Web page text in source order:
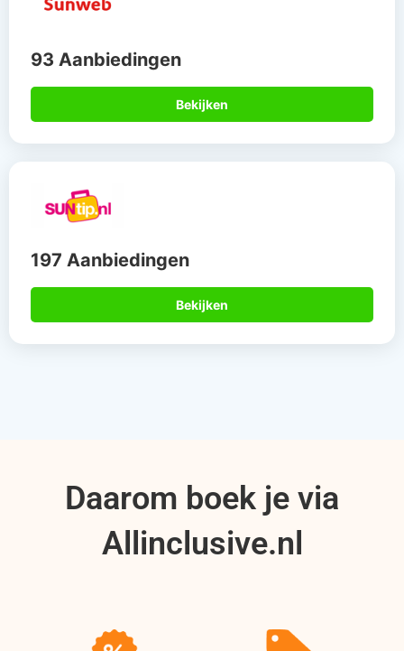
93 Aanbiedingen
Bekijken
197 Aanbiedingen
Bekijken
Daarom boek je via
Allinclusive.nl